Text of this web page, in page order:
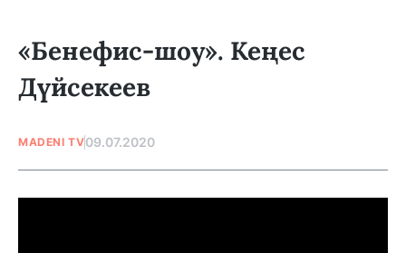
«Бенефис-шоу». Кеңес
Дүйсекеев
MADENI TV09.07.2020